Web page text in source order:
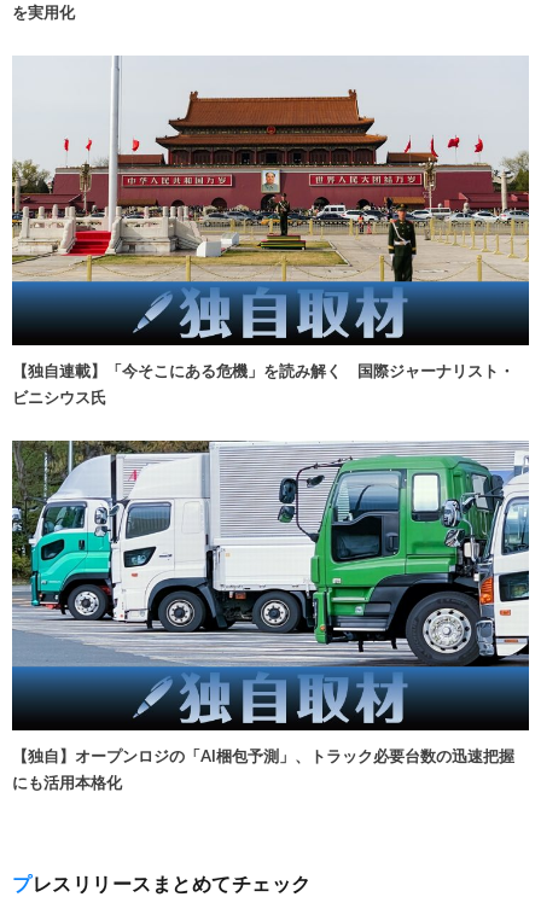
を実用化
【独自連載】「今そこにある危機」を読み解く 国際ジャーナリスト・
ビニシウス氏
【独自】オープンロジの「AI梱包予測」、トラック必要台数の迅速把握
にも活用本格化
プレスリリースまとめてチェック